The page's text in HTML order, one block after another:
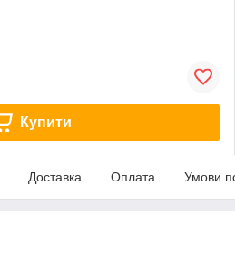
Купити
Доставка Оплата Умови